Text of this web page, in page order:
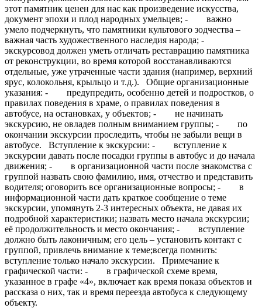
этот памятник ценен для нас как произведение искусства,
документ эпохи и плод народных умельцев; - важно
умело подчеркнуть, что памятники культового зодчества –
важная часть художественного наследия народа; -
экскурсовод должен уметь отличать реставрацию памятника
от реконструкции, во время которой восстанавливаются
отдельные, уже утраченные части здания (например, верхний
ярус, колокольня, крыльцо и т.д.). Общие организационные
указания: - предупредить, особенно детей и подростков, о
правилах поведения в храме, о правилах поведения в
автобусе, на остановках, у объектов; - не начинать
экскурсию, не овладев полным вниманием группы; - по
окончании экскурсии проследить, чтобы не забыли вещи в
автобусе. Вступление к экскурсии: - вступление к
экскурсии давать после посадки группы в автобус и до начала
движения; - в организационной части после знакомства с
группой назвать свою фамилию, имя, отчество и представить
водителя; оговорить все организационные вопросы; - в
информационной части дать краткое сообщение о теме
экскурсии, упомянуть 2-3 интересных объекта, не давая их
подробной характеристики; назвать место начала экскурсии;
её продолжительность и место окончания; - вступление
должно быть лаконичным; его цель – установить контакт с
группой, привлечь внимание к теме;всегда помнить:
вступление только начало экскурсии. Примечание к
графической части: - в графической схеме время,
указанное в графе «4», включает как время показа объектов и
рассказа о них, так и время переезда автобуса к следующему
объекту.